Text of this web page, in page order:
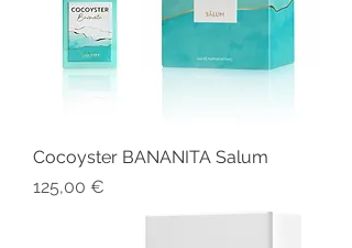
Cocoyster BANANITA Salum
Prezzo
125,00 €